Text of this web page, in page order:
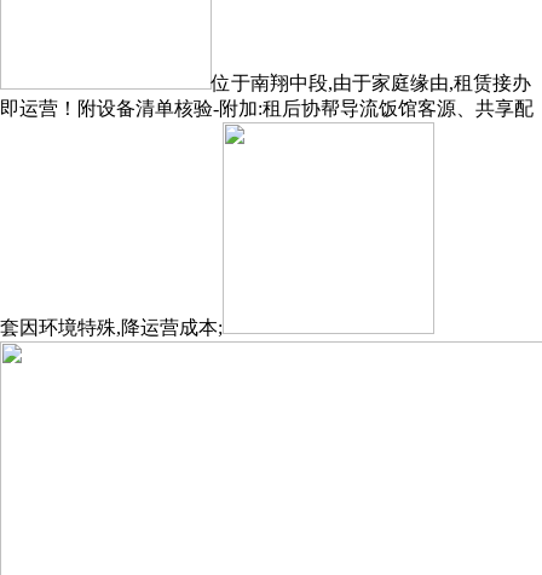
位于南翔中段,由于家庭缘由,租赁接办
即运营！附设备清单核验-附加:租后协帮导流饭馆客源、共享配
套因环境特殊,降运营成本;